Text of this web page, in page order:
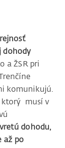
dohody
a ŽSR pri
komunikujú.
ktorý musí v
dohodu,
až po